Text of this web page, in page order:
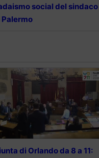
social del sindaco
Palermo
di Orlando da 8 a 11: